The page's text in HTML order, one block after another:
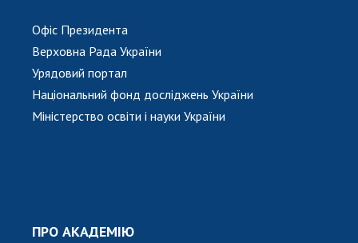
Офіс Президента
Верховна Рада України
Урядовий портал
Національний фонд досліджень України
Міністерство освіти і науки України
ПРО АКАДЕМІЮ